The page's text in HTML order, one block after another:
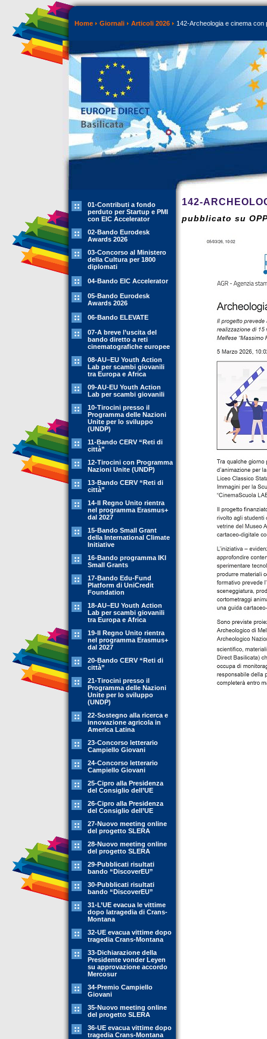
Home Giornali Articoli 2026 142-Archeologia e cinema con
01-Contributi a fondo
perduto per Startup e PMI
con EIC Accelerator
02-Bando Eurodesk
Awards 2026
03-Concorso al Ministero
della Cultura per 1800
diplomati
04-Bando EIC Accelerator
05-Bando Eurodesk
Awards 2026
06-Bando ELEVATE
07-A breve l’uscita del
bando diretto a reti
cinematografiche europee
08-AU–EU Youth Action
Lab per scambi giovanili
tra Europa e Africa
09-AU-EU Youth Action
Lab per scambi giovanili
10-Tirocini presso il
Programma delle Nazioni
Unite per lo sviluppo
(UNDP)
11-Bando CERV “Reti di
città”
12-Tirocini con Programma
Nazioni Unite (UNDP)
13-Bando CERV “Reti di
città”
14-Il Regno Unito rientra
nel programma Erasmus+
dal 2027
15-Bando Small Grant
della International Climate
Initiative
16-Bando programma IKI
Small Grants
17-Bando Edu-Fund
Platform di UniCredit
Foundation
18-AU–EU Youth Action
Lab per scambi giovanili
tra Europa e Africa
19-Il Regno Unito rientra
nel programma Erasmus+
dal 2027
20-Bando CERV “Reti di
città”
21-Tirocini presso il
Programma delle Nazioni
Unite per lo sviluppo
(UNDP)
22-Sostegno alla ricerca e
innovazione agricola in
America Latina
23-Concorso letterario
Campiello Giovani
24-Concorso letterario
Campiello Giovani
25-Cipro alla Presidenza
del Consiglio dell’UE
26-Cipro alla Presidenza
del Consiglio dell’UE
27-Nuovo meeting online
del progetto SLERA
28-Nuovo meeting online
del progetto SLERA
29-Pubblicati risultati
bando “DiscoverEU”
30-Pubblicati risultati
bando “DiscoverEU”
31-L’UE evacua le vittime
dopo latragedia di Crans-
Montana
32-UE evacua vittime dopo
tragedia Crans-Montana
33-Dichiarazione della
Presidente vonder Leyen
su approvazione accordo
Mercosur
34-Premio Campiello
Giovani
35-Nuovo meeting online
del progetto SLERA
36-UE evacua vittime dopo
tragedia Crans-Montana
142-
pubblicato su